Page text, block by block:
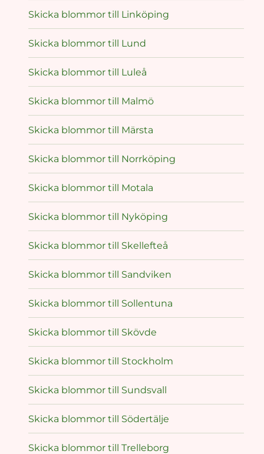
Skicka blommor till Linköping
Skicka blommor till Lund
Skicka blommor till Luleå
Skicka blommor till Malmö
Skicka blommor till Märsta
Skicka blommor till Norrköping
Skicka blommor till Motala
Skicka blommor till Nyköping
Skicka blommor till Skellefteå
Skicka blommor till Sandviken
Skicka blommor till Sollentuna
Skicka blommor till Skövde
Skicka blommor till Stockholm
Skicka blommor till Sundsvall
Skicka blommor till Södertälje
Skicka blommor till Trelleborg